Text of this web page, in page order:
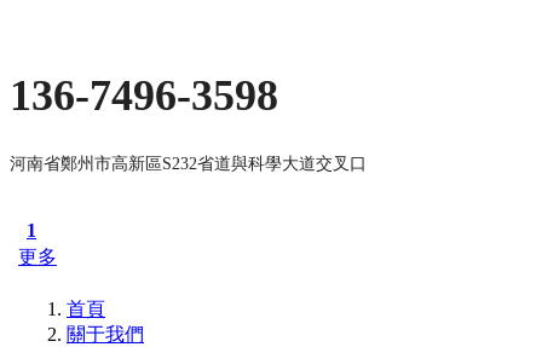
136-7496-3598
河南省鄭州市高新區S232省道與科學大道交叉口
1
更多
首頁
關于我們